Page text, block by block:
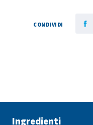
CONDIVIDI
Ingredienti